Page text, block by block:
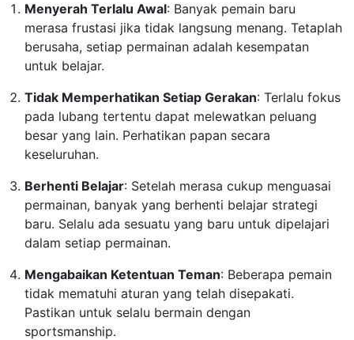
Menyerah Terlalu Awal: Banyak pemain baru
merasa frustasi jika tidak langsung menang. Tetaplah
berusaha, setiap permainan adalah kesempatan
untuk belajar.
Tidak Memperhatikan Setiap Gerakan: Terlalu fokus
pada lubang tertentu dapat melewatkan peluang
besar yang lain. Perhatikan papan secara
keseluruhan.
Berhenti Belajar: Setelah merasa cukup menguasai
permainan, banyak yang berhenti belajar strategi
baru. Selalu ada sesuatu yang baru untuk dipelajari
dalam setiap permainan.
Mengabaikan Ketentuan Teman: Beberapa pemain
tidak mematuhi aturan yang telah disepakati.
Pastikan untuk selalu bermain dengan
sportsmanship.